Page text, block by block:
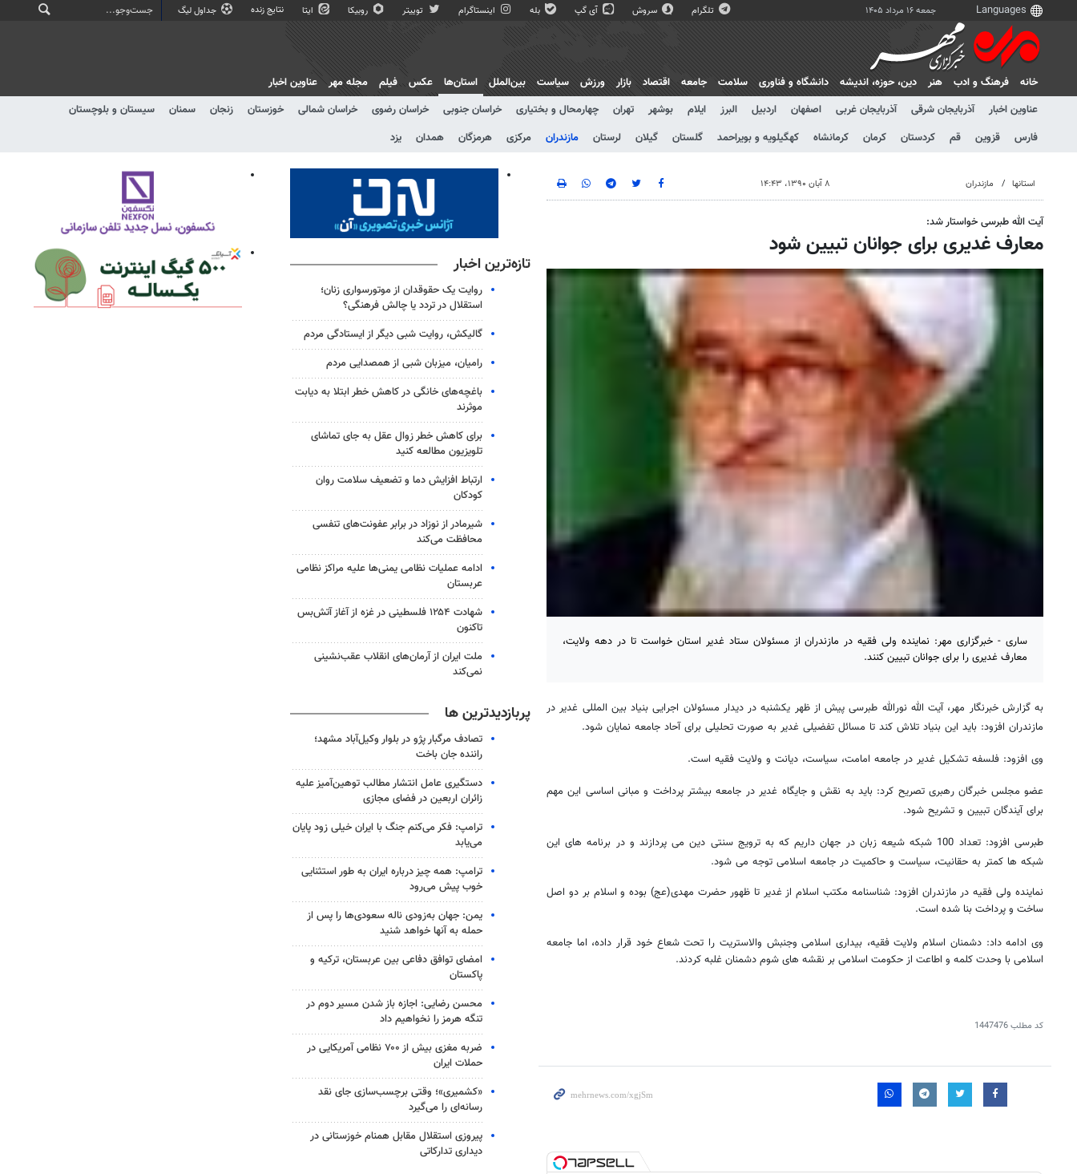
جمعه ۱۶ مرداد ۱۴۰۵ تلگرام سروش آی گپ بله اینستاگرام توییتر روبیکا ایتا نتایج زنده جداول لیگ
خانه فرهنگ و ادب هنر دين، حوزه، انديشه دانشگاه و فناوری سلامت جامعه اقتصاد بازار ورزش سیاست بین‌الملل
استان‌ها
عناوین اخبار
آذربایجان شرقی آذربایجان غربی اصفهان اردبیل البرز ایلام بوشهر تهران چهارمحال و بختیاری خراسان جنوبی خراسان رضوی خراسان شمالی خوزستان زنجان سمنان
سیستان و بلوچستان
فارس
قزوین قم کردستان کرمان کرمانشاه کهگیلویه و بویراحمد گلستان گیلان لرستان مازندران مرکزی هرمزگان همدان یزد
عکس فیلم مجله مهر عناوین اخبار
استانها مازندران ۸ آبان ۱۳۹۰، ۱۴:۴۳
آیت الله طبرسی خواستار شد:
معارف غدیری برای جوانان تبیین شود
ساری - خبرگزاری مهر: نماینده ولی فقیه در مازندران از مسئولان ستاد غدیر استان خواست تا در دهه ولایت،
معارف غدیری را برای جوانان تبیین کنند.
به گزارش خبرنگار مهر، آیت الله نورالله طبرسی پیش از ظهر یکشنبه در دیدار مسئولان اجرایی بنیاد بین المللی غدیر در
مازندران افزود: باید این بنیاد تلاش کند تا مسائل تفضیلی غدیر به صورت تحلیلی برای آحاد جامعه نمایان شود.
وی افزود: فلسفه تشکیل غدیر در جامعه امامت، سیاست، دیانت و ولایت فقیه است.
عضو مجلس خبرگان رهبری تصریح کرد: باید به نقش و جایگاه غدیر در جامعه بیشتر پرداخت و مبانی اساسی این مهم
برای آیندگان تبیین و تشریح شود.
طبرسی افزود: تعداد 100 شبکه شیعه زبان در جهان داریم که به ترویج سنتی دین می پردازند و در برنامه های این
شبکه ها کمتر به حقانیت، سیاست و حاکمیت در جامعه اسلامی توجه می شود.
نماینده ولی فقیه در مازندران افزود: شناسنامه مکتب اسلام از غدیر تا ظهور حضرت مهدی(عج) بوده و اسلام بر دو اصل
ساخت و پرداخت بنا شده است.
وی ادامه داد: دشمنان اسلام ولایت فقیه، بیداری اسلامی وجنبش والاستریت را تحت شعاع خود قرار داده، اما جامعه
اسلامی با وحدت کلمه و اطاعت از حکومت اسلامی بر نقشه های شوم دشمنان غلبه کردند.
کد مطلب1447476
تازه‌ترین اخبار
روایت یک حقوقدان از موتورسواری زنان؛
استقلال در تردد یا چالش فرهنگی؟
گالیکش، روایت شبی دیگر از ایستادگی مردم
رامیان، میزبان شبی از همصدایی مردم
باغچه‌های خانگی در کاهش خطر ابتلا به دیابت
موثرند
برای کاهش خطر زوال عقل به جای تماشای
تلویزیون مطالعه کنید
ارتباط افزایش دما و تضعیف سلامت روان
کودکان
شیرمادر از نوزاد در برابر عفونت‌های تنفسی
محافظت می‌کند
ادامه عملیات نظامی یمنی‌ها علیه مراکز نظامی
عربستان
شهادت ۱۲۵۴ فلسطینی در غزه از آغاز آتش‌بس
تاکنون
ملت ایران از آرمان‌های انقلاب عقب‌نشینی
نمی‌کند
پربازدیدترین ها
تصادف مرگبار پژو در بلوار وکیل‌آباد مشهد؛
راننده جان باخت
دستگیری عامل انتشار مطالب توهین‌آمیز علیه
زائران اربعین در فضای مجازی
ترامپ: فکر می‌کنم جنگ با ایران خیلی زود پایان
می‌یابد
ترامپ: همه چیز درباره ایران به طور استثنایی
خوب پیش می‌رود
یمن: جهان به‌زودی ناله سعودی‌ها را پس از
حمله به آنها خواهد شنید
امضای توافق دفاعی بین عربستان، ترکیه و
پاکستان
محسن رضایی: اجازه باز شدن مسیر دوم در
تنگه هرمز را نخواهیم داد
ضربه مغزی بیش از ۷۰۰ نظامی آمریکایی در
حملات ایران
«کشمیری»؛ وقتی برچسب‌سازی جای نقد
رسانه‌ای را می‌گیرد
پیروزی استقلال مقابل همنام خوزستانی در
دیداری تدارکاتی